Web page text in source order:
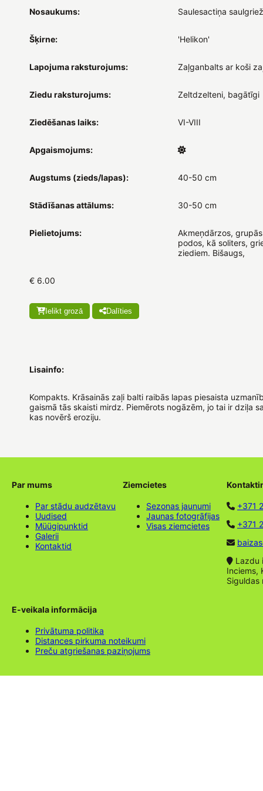
Nosaukums: Saulesactiņa
Šķirne: 'Helikon'
Lapojuma raksturojums: Zaļganbalts ar koši
Ziedu raksturojums: Zeltdzelteni, bagātīgi
Ziedēšanas laiks: VI-VIII
Apgaismojums:
Augstums (zieds/lapas): 40-50 cm
Stādīšanas attālums: 30-50 cm
Pielietojums:
Akmeņdārzos,
podos, kā soliters,
ziediem. Bišaugs,
€ 6.00
Ielikt grozā Dalīties
Lisainfo:
Kompakts. Krāsainās zaļi balti raibās lapas piesaista
gaismā tās skaisti mirdz. Piemērots nogāzēm, jo ​​tai ir dziļa
kas novērš eroziju.
Par mums
Par stādu audzētavu
Uudised
Müügipunktid
Galerii
Kontaktid
Ziemcietes
Sezonas jaunumi
Jaunas fotogrāfijas
Visas ziemcietes
+371
+371
Lazdu
Inciems,
Siguldas
E-veikala informācija
Privātuma politika
Distances pirkuma noteikumi
Preču atgriešanas paziņojums